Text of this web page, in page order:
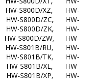
S800D/XZ, HW-
S800D/ZC, HW-
S800D/ZK, HW-
S800D/ZW, HW-
S801B/RU, HW-
HW-S801B/TK, HW-
S801B/XL, HW-
S801B/XP, HW-